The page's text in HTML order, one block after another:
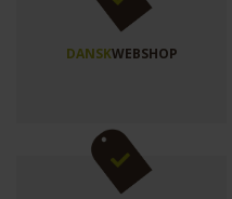
DANSKWEBSHOP